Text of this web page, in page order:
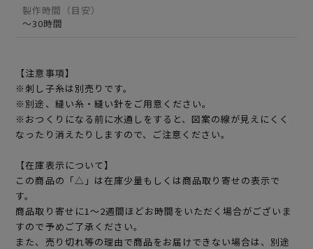
製作時間（目安）
～30時間
【注意事項】
※刺し子糸は別売りです。
※別途、縫い糸・縫い針をご用意ください。
※おつくりになる前に水通しをすると、図案の線が見えにくく
なったり消えたりしますので、ご注意ください。
【在庫表示について】
この商品の「△」は在庫少量もしくは商品取り寄せの表示で
す。
商品取り寄せに1～2週間ほどお時間をいただく場合がございま
すので予めご了承ください。
また、売り切れ等の理由で商品をお届けできない場合は、別途